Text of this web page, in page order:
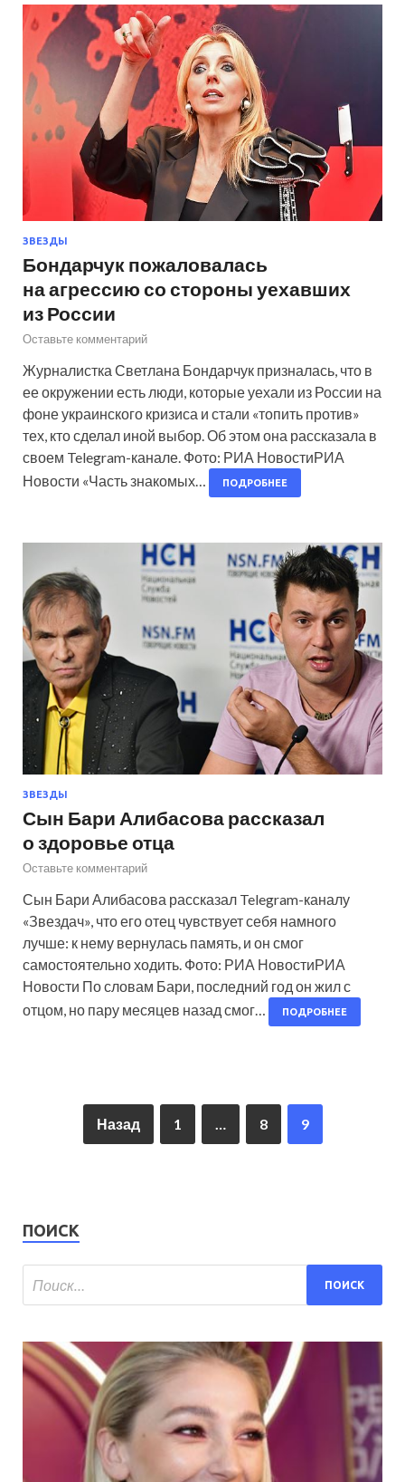
ЗВЕЗДЫ
Бондарчук пожаловалась
на агрессию со стороны уехавших
из России
Оставьте комментарий
Журналистка Светлана Бондарчук призналась, что в
ее окружении есть люди, которые уехали из России на
фоне украинского кризиса и стали «топить против»
тех, кто сделал иной выбор. Об этом она рассказала в
своем Telegram-канале. Фото: РИА НовостиРИА
Новости «Часть знакомых…
ПОДРОБНЕЕ
ЗВЕЗДЫ
Сын Бари Алибасова рассказал
о здоровье отца
Оставьте комментарий
Сын Бари Алибасова рассказал Telegram-каналу
«Звездач», что его отец чувствует себя намного
лучше: к нему вернулась память, и он смог
самостоятельно ходить. Фото: РИА НовостиРИА
Новости По словам Бари, последний год он жил с
отцом, но пару месяцев назад смог…
ПОДРОБНЕЕ
Назад 1 … 8 9
ПОИСК